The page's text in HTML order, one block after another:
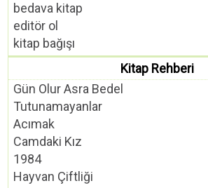
bedava kitap
editör ol
kitap bağışı
Kitap Rehberi
Gün Olur Asra Bedel
Tutunamayanlar
Acımak
Camdaki Kız
1984
Hayvan Çiftliği